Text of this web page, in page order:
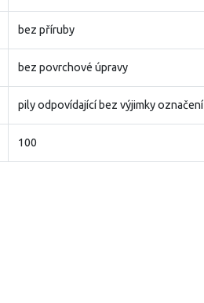
bez příruby
bez povrchové úpravy
pily odpovídající bez výjimky označení
100